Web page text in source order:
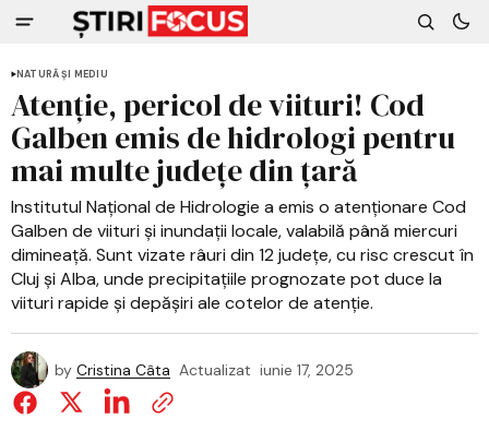
NATURĂ ȘI MEDIU
Atenție, pericol de viituri! Cod
Galben emis de hidrologi pentru
mai multe județe din țară
Institutul Național de Hidrologie a emis o atenționare Cod
Galben de viituri și inundații locale, valabilă până miercuri
dimineață. Sunt vizate râuri din 12 județe, cu risc crescut în
Cluj și Alba, unde precipitațiile prognozate pot duce la
viituri rapide și depășiri ale cotelor de atenție.
by Cristina Câta Actualizat iunie 17, 2025